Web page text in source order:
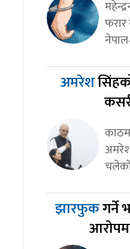
अमरेश
झारफुकगर्ने